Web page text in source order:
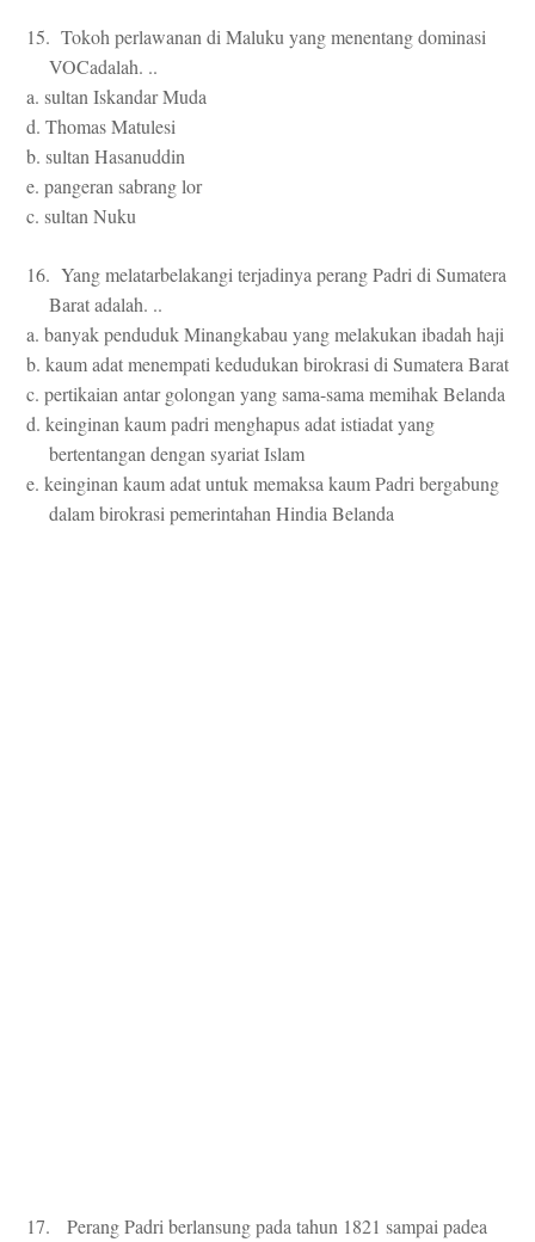
15. Tokoh perlawanan di Maluku yang menentang dominasi
VOCadalah. ..
a. sultan Iskandar Muda
d. Thomas Matulesi
b. sultan Hasanuddin
e. pangeran sabrang lor
c. sultan Nuku
16. Yang melatarbelakangi terjadinya perang Padri di Sumatera
Barat adalah. ..
a. banyak penduduk Minangkabau yang melakukan ibadah haji
b. kaum adat menempati kedudukan birokrasi di Sumatera Barat
c. pertikaian antar golongan yang sama-sama memihak Belanda
d. keinginan kaum padri menghapus adat istiadat yang
bertentangan dengan syariat Islam
e. keinginan kaum adat untuk memaksa kaum Padri bergabung
dalam birokrasi pemerintahan Hindia Belanda
17. Perang Padri berlansung pada tahun 1821 sampai padea